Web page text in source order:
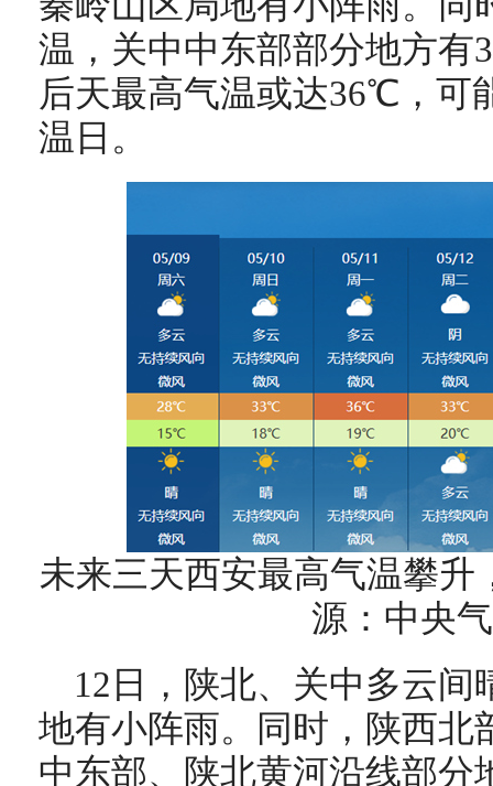
温，关中中东部部分地方有
后天最高气温或达36℃，可
温日。
未来三天西安最高气温攀升
源：中央
12日，陕北、关中多云
地有小阵雨。同时，陕西北
中东部、陕北黄河沿线部分